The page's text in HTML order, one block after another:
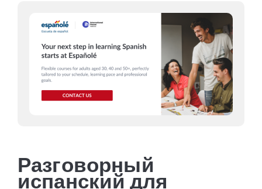
Разговорный
испанский для